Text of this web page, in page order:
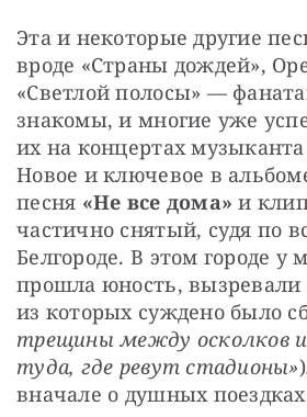
Эта и некоторые другие
вроде «Страны дождей»,
«Светлой полосы» —
знакомы, и многие уже
их на концертах
Новое и ключевое в
песня «Не все дома» и
частично снятый, судя по
Белгороде. В этом городе у
прошла юность,
из которых суждено было
трещины между осколков
туда, где ревут стадионы»)
вначале о душных